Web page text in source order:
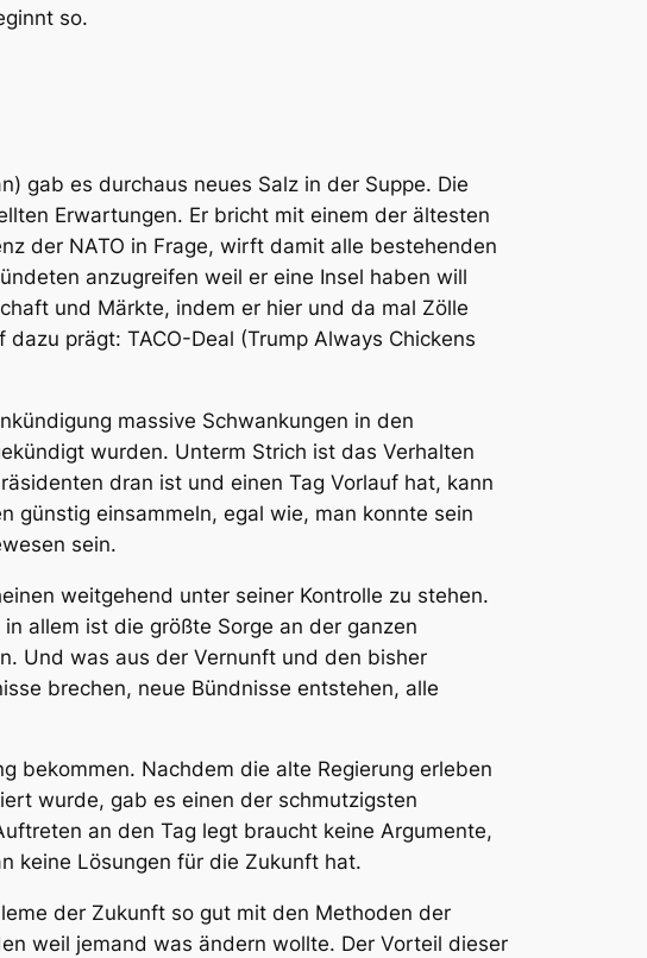
so.
gab es durchaus neues Salz in der Suppe. Die
Erwartungen. Er bricht mit einem der ältesten
der NATO in Frage, wirft damit alle bestehenden
anzugreifen weil er eine Insel haben will
und Märkte, indem er hier und da mal Zölle
prägt: TACO-Deal (Trump Always Chickens
massive Schwankungen in den
wurden. Unterm Strich ist das Verhalten
dran ist und einen Tag Vorlauf hat, kann
günstig einsammeln, egal wie, man konnte sein
sein.
weitgehend unter seiner Kontrolle zu stehen.
allem ist die größte Sorge an der ganzen
Und was aus der Vernunft und den bisher
brechen, neue Bündnisse entstehen, alle
bekommen. Nachdem die alte Regierung erleben
wurde, gab es einen der schmutzigsten
an den Tag legt braucht keine Argumente,
keine Lösungen für die Zukunft hat.
der Zukunft so gut mit den Methoden der
weil jemand was ändern wollte. Der Vorteil dieser